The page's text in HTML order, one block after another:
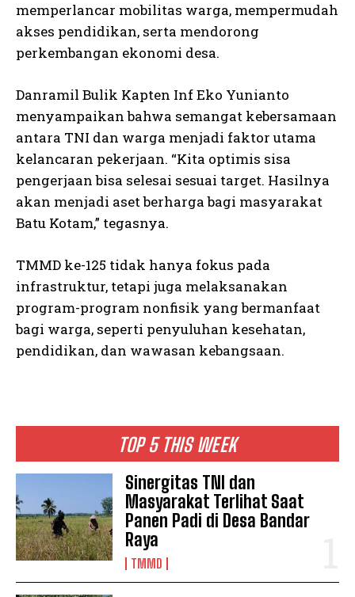
TOP 5 THIS WEEK
Sinergitas TNI dan
Masyarakat Terlihat Saat
Panen Padi di Desa Bandar
Raya
TMMD
memperlancar mobilitas warga, mempermudah
akses pendidikan, serta mendorong
perkembangan ekonomi desa.
Danramil Bulik Kapten Inf Eko Yunianto
menyampaikan bahwa semangat kebersamaan
antara TNI dan warga menjadi faktor utama
kelancaran pekerjaan. “Kita optimis sisa
pengerjaan bisa selesai sesuai target. Hasilnya
akan menjadi aset berharga bagi masyarakat
Batu Kotam,” tegasnya.
TMMD ke-125 tidak hanya fokus pada
infrastruktur, tetapi juga melaksanakan
program-program nonfisik yang bermanfaat
bagi warga, seperti penyuluhan kesehatan,
pendidikan, dan wawasan kebangsaan.